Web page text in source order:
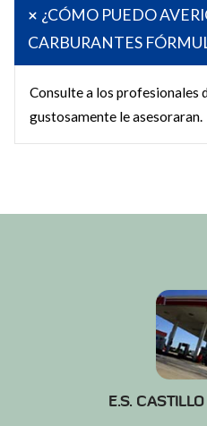
¿CÓMO PUEDO
CARBURANTES
Consulte a los profesionales
gustosamente le asesoraran.
E.S.